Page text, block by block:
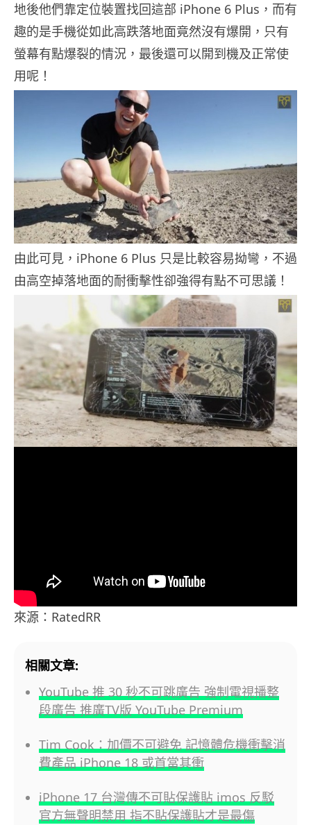
地後他們靠定位裝置找回這部 iPhone 6 Plus，而有
趣的是手機從如此高跌落地面竟然沒有爆開，只有
螢幕有點爆裂的情況，最後還可以開到機及正常使
用呢！
由此可見，iPhone 6 Plus 只是比較容易拗彎，不過
由高空掉落地面的耐衝擊性卻強得有點不可思議！
來源：RatedRR
相關文章:
YouTube 推 30 秒不可跳廣告 強制電視播整
段廣告 推廣TV版 YouTube Premium
Tim Cook：加價不可避免 記憶體危機衝擊消
費產品 iPhone 18 或首當其衝
iPhone 17 台灣傳不可貼保護貼 imos 反駁
官方無聲明禁用 指不貼保護貼才是最傷